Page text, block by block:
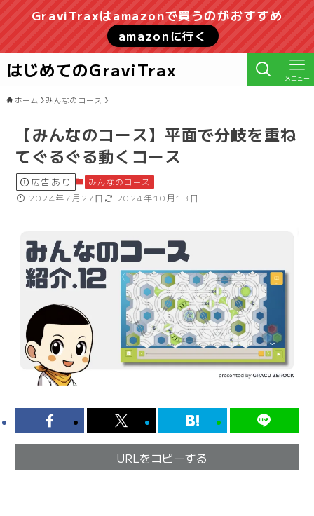
GraviTraxはamazonで買うのがおすすめ
amazonに行く
はじめてのGraviTrax メニュー
ホーム みんなのコース
【みんなのコース】平面で分岐を重ね
てぐるぐる動くコース
広告あり みんなのコース
2024年7月27日 2024年10月13日
URLをコピーする